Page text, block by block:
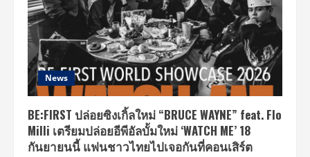
News
BE:FIRST ปล่อยซิงเกิ้ลใหม่ “BRUCE WAYNE” feat. Flo
Milli เตรียมปล่อยอีพีอัลบั้มใหม่ ‘WATCH ME’ 18
กันยายนนี้ แฟนชาวไทยไปเจอกันที่คอนเสิร์ต